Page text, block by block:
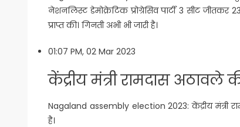
नेशनलिस्ट डेमोक्रेटिक प्रोग्रेसिव पार्टी 3 सीट
प्राप्त की। गिनती अभी भी जारी है।
01:07 PM, 02 Mar 2023
केंद्रीय मंत्री रामदास अठावले
Nagaland assembly election 2023: केंद्रीय मंत्री
है।